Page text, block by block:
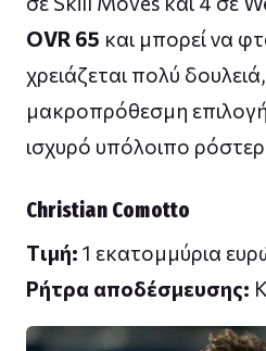
OVR 65 και μπορεί να
χρειάζεται πολύ
μακροπρόθεσμη
ισχυρό υπόλοιπο
Christian Comotto
Tιμή: 1 εκατομμύρια
Ρήτρα αποδέσμευσης: